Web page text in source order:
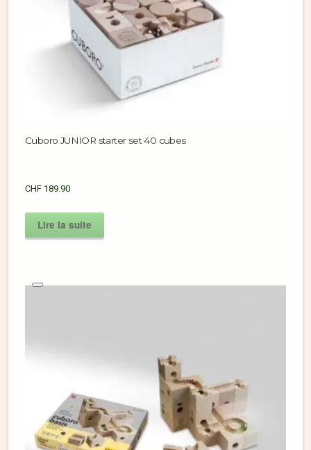
Cuboro JUNIOR starter set 40 cubes
CHF 189.90
Lire la suite